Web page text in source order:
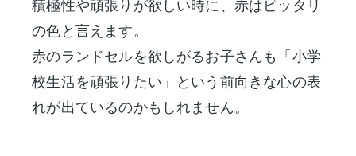
積極性や頑張りが欲しい時に、赤はピッタリ
の色と言えます。
赤のランドセルを欲しがるお子さんも「小学
校生活を頑張りたい」という前向きな心の表
れが出ているのかもしれません。